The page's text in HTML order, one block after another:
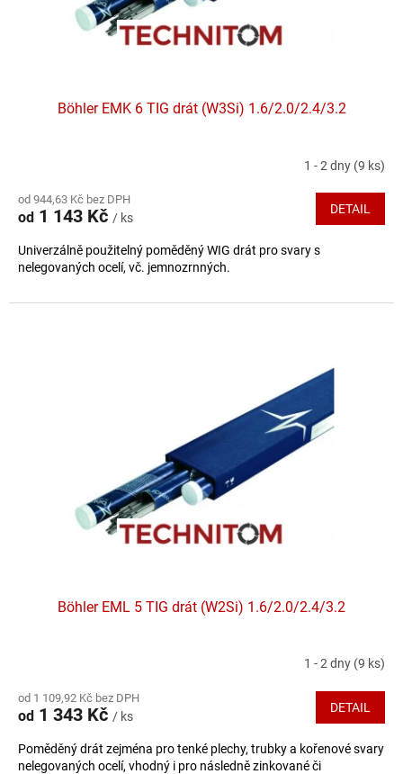
Böhler EMK 6 TIG drát (W3Si) 1.6/2.0/2.4/3.2
1 - 2 dny (9 ks)
od 944,63 Kč bez DPH
od 1 143 Kč / ks
DETAIL
Univerzálně použitelný poměděný WIG drát pro svary s
nelegovaných ocelí, vč. jemnozrnných.
Böhler EML 5 TIG drát (W2Si) 1.6/2.0/2.4/3.2
1 - 2 dny (9 ks)
od 1 109,92 Kč bez DPH
od 1 343 Kč / ks
DETAIL
Poměděný drát zejména pro tenké plechy, trubky a kořenové svary
nelegovaných ocelí, vhodný i pro následně zinkované či